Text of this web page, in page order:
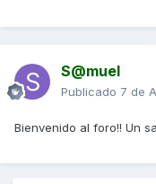
S@muel
Publicado 7 de
Bienvenido al foro!! Un